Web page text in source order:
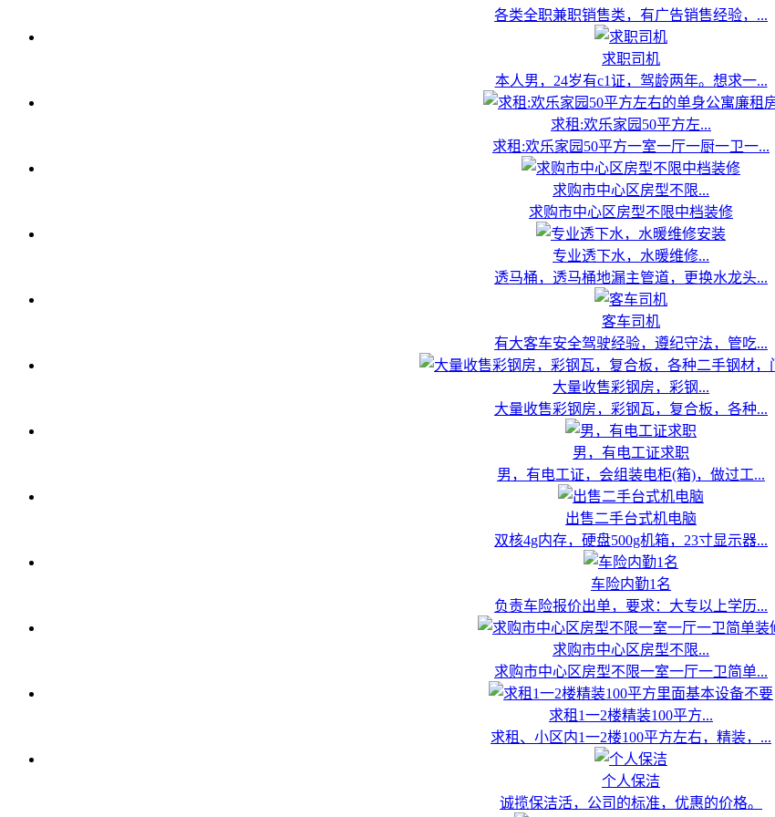
各类全职兼职销售类，有广告销售经验，...
求职司机
本人男，24岁有c1证，驾龄两年。想求一...
求租:欢乐家园50平方左...
求租:欢乐家园50平方一室一厅一厨一卫一...
求购市中心区房型不限...
求购市中心区房型不限中档装修
专业透下水，水暖维修...
透马桶，透马桶地漏主管道，更换水龙头...
客车司机
有大客车安全驾驶经验，遵纪守法，管吃...
大量收售彩钢房，彩钢...
大量收售彩钢房，彩钢瓦，复合板，各种...
男，有电工证求职
男，有电工证，会组装电柜(箱)，做过工...
出售二手台式机电脑
双核4g内存，硬盘500g机箱，23寸显示器...
车险内勤1名
负责车险报价出单，要求：大专以上学历...
求购市中心区房型不限...
求购市中心区房型不限一室一厅一卫简单...
求租1一2楼精装100平方...
求租、小区内1一2楼100平方左右，精装，...
个人保洁
诚揽保洁活，公司的标准，优惠的价格。